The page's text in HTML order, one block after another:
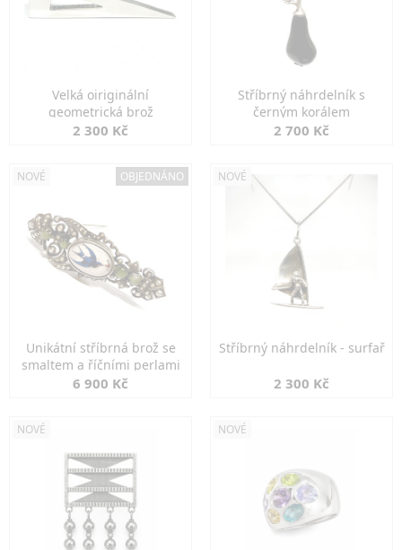
Velká oiriginální
geometrická brož
2 300 Kč
Stříbrný náhrdelník s
černým korálem
2 700 Kč
NOVÉ OBJEDNÁNO
Unikátní stříbrná brož se
smaltem a říčními perlami
6 900 Kč
NOVÉ
Stříbrný náhrdelník - surfař
2 300 Kč
NOVÉ NOVÉ